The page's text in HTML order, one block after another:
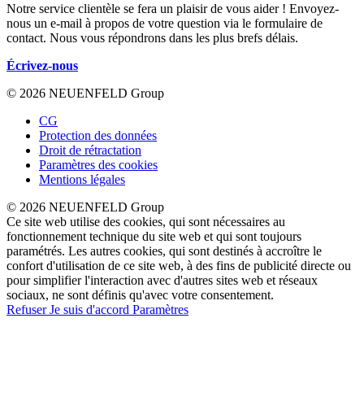
Notre service clientèle se fera un plaisir de vous aider ! Envoyez-
nous un e-mail à propos de votre question via le formulaire de
contact. Nous vous répondrons dans les plus brefs délais.
Écrivez-nous
© 2026 NEUENFELD Group
CG
Protection des données
Droit de rétractation
Paramètres des cookies
Mentions légales
© 2026 NEUENFELD Group
Ce site web utilise des cookies, qui sont nécessaires au
fonctionnement technique du site web et qui sont toujours
paramétrés. Les autres cookies, qui sont destinés à accroître le
confort d'utilisation de ce site web, à des fins de publicité directe ou
pour simplifier l'interaction avec d'autres sites web et réseaux
sociaux, ne sont définis qu'avec votre consentement.
RefuserJe suis d'accord Paramètres